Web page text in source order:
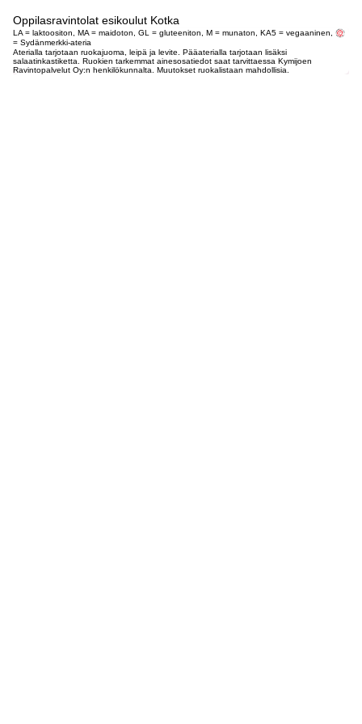
Oppilasravintolat esikoulut Kotka
LA = laktoositon, MA = maidoton, GL = gluteeniton, M = munaton, KA5 = vegaaninen,
= Sydänmerkki-ateria
Aterialla tarjotaan ruokajuoma, leipä ja levite. Pääaterialla tarjotaan lisäksi
salaatinkastiketta. Ruokien tarkemmat ainesosatiedot saat tarvittaessa Kymijoen
Ravintopalvelut Oy:n henkilökunnalta. Muutokset ruokalistaan mahdollisia.